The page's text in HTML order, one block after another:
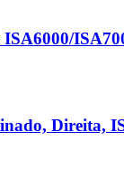
Direita,